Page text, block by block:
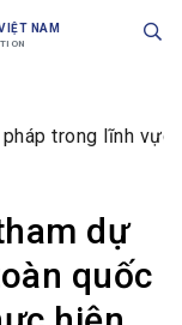
NAM
lĩnh vực tiền tệ và
dự
quốc